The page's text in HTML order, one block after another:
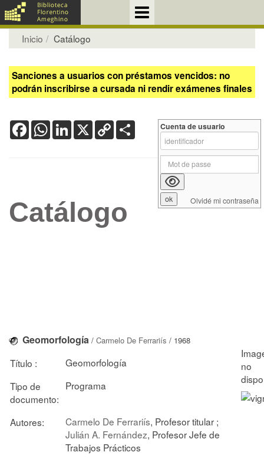
Inicio Catálogo
Sanciones a usuarios con préstamos vencidos: no
podrán inscribirse a cursada ni rendir exámenes finales
FacebookWhatsApp
LinkedIn
X Copy
Link
Catálogo
Geomorfología / Carmelo De Ferrariís / 1968
Título :
Geomorfología
Tipo de
documento:
Programa
Autores: Carmelo De Ferrariís, Profesor titular ;
Julián A. Fernández, Profesor Jefe de
Trabajos Prácticos
Cuenta de usuario
Olvidé mi contraseña